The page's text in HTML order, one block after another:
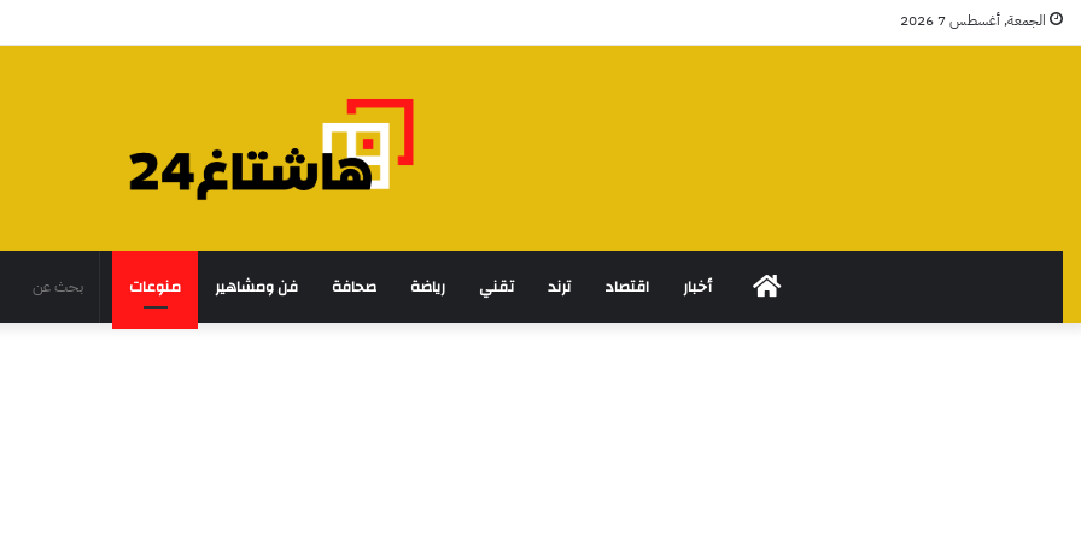
الجمعة, أغسطس 7 2026
الرئيسيةأخبار اقتصاد ترند تقني رياضة صحافة فن ومشاهير منوعات